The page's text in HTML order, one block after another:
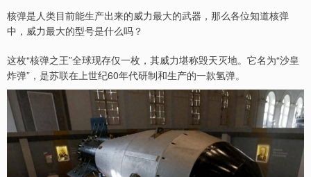
核弹是人类目前能生产出来的威力最大的武器，那么各位知道核弹
中，威力最大的型号是什么吗？
这枚“核弹之王”全球现存仅一枚，其威力堪称毁天灭地。它名为“沙皇
炸弹”，是苏联在上世纪60年代研制和生产的一款氢弹。